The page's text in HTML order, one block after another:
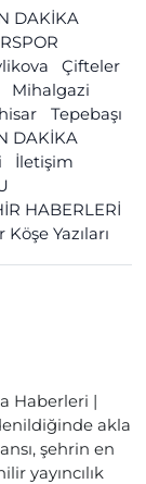
DAKİKA
Çifteler
Mihalgazi
Tepebaşı
DAKİKA
İletişim
HABERLERİ
Yazıları
Haberleri |
akla
şehrin en
yayıncılık